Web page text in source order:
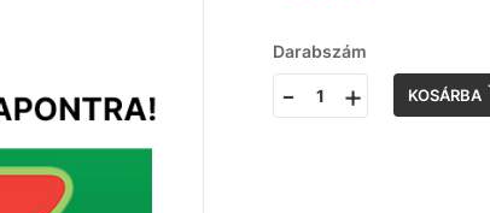
Darabszám
- + KOSÁRBA